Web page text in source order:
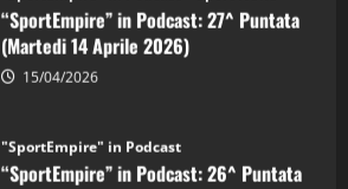
(Martedi 14 Aprile 2026)
15/04/2026
“SportEmpire” in Podcast: 26^ Puntata
(Martedi 07 Aprile 2026)